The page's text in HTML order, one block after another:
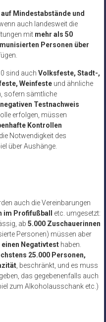
Mindestabstände und
wenn auch landesweit die
mit mehr als 50
Personen über
sind auch Volksfeste, Stadt-,
Weinfesteund ähnliche
sofern sämtliche
negativen Testnachweis
erfolgen, müssen
Kontrollen
Notwendigkeit des
über Aushänge.
auch die Vereinbarungen
im Profifußball
etc. umgesetzt:
ab 5.000 Zuschauerinnen
Personen) müssen aber
Negativtesthaben.
25.000 Personen,
, beschränkt, und es muss
das gegebenenfalls auch
zum Alkoholausschank etc.)